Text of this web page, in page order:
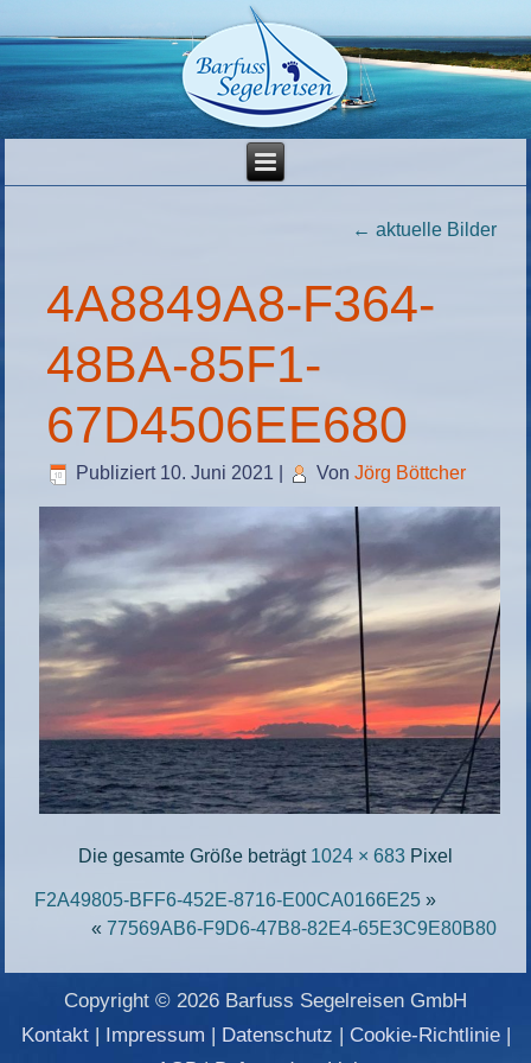
← aktuelle Bilder
4A8849A8-F364-
48BA-85F1-
67D4506EE680
Publiziert 10. Juni 2021 Von Jörg Böttcher
Die gesamte Größe beträgt 1024 × 683 Pixel
F2A49805-BFF6-452E-8716-E00CA0166E25 »
« 77569AB6-F9D6-47B8-82E4-65E3C9E80B80
Copyright © 2026 Barfuss Segelreisen GmbH
Kontakt| Impressum | Datenschutz | Cookie-Richtlinie|